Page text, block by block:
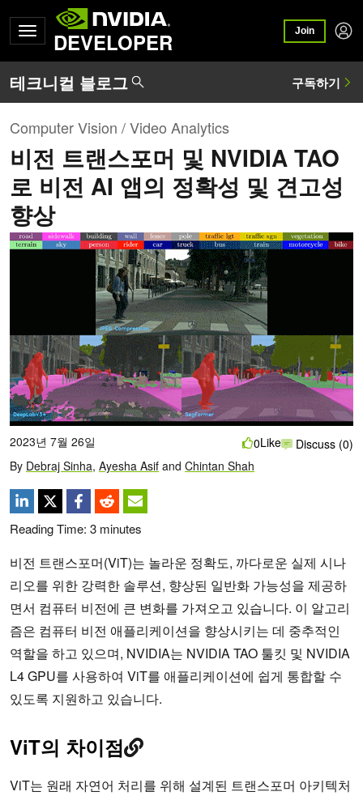
DEVELOPER Join
Computer Vision / Video Analytics
비전 트랜스포머 및 NVIDIA TAO
로 비전 AI 앱의 정확성 및 견고성
향상
2023년 7월 26일
By Debraj Sinha, Ayesha Asif and Chintan Shah
0Like Discuss (0)
Reading Time: 3 minutes
비전 트랜스포머(ViT)는 놀라운 정확도, 까다로운 실제 시나
리오를 위한 강력한 솔루션, 향상된 일반화 가능성을 제공하
면서 컴퓨터 비전에 큰 변화를 가져오고 있습니다. 이 알고리
즘은 컴퓨터 비전 애플리케이션을 향상시키는 데 중추적인
역할을 하고 있으며, NVIDIA는 NVIDIA TAO 툴킷 및 NVIDIA
L4 GPU를 사용하여 ViT를 애플리케이션에 쉽게 통합할 수
있도록 지원하고 있습니다.
ViT의 차이점
ViT는 원래 자연어 처리를 위해 설계된 트랜스포머 아키텍처